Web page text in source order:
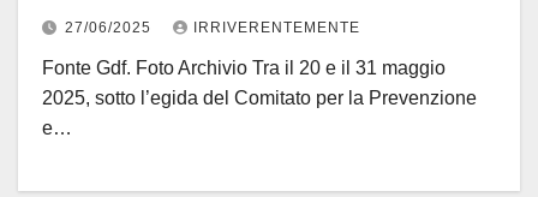
27/06/2025 IRRIVERENTEMENTE
Fonte Gdf. Foto Archivio Tra il 20 e il 31 maggio
2025, sotto l’egida del Comitato per la Prevenzione
e…